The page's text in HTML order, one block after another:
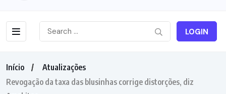
LOGIN
Início
Atualizações
Revogação da taxa das blusinhas corrige distorções, diz